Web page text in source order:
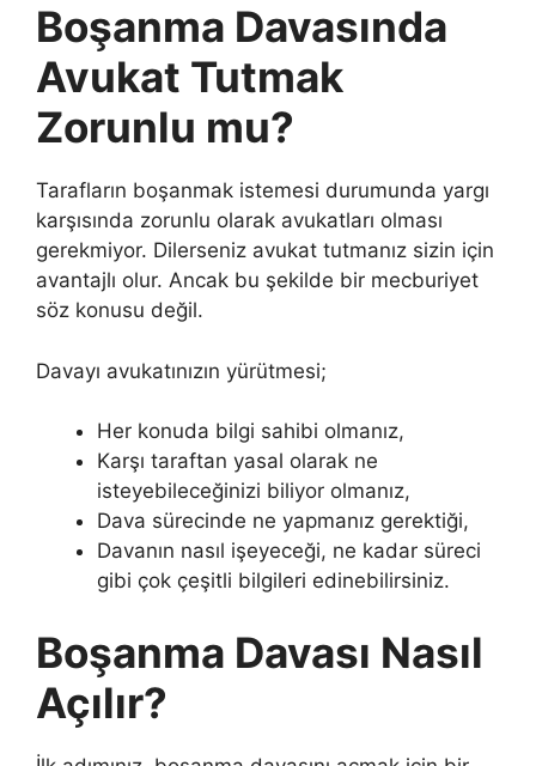
Boşanma Davasında
Avukat Tutmak
Zorunlu mu?
Tarafların boşanmak istemesi durumunda yargı
karşısında zorunlu olarak avukatları olması
gerekmiyor. Dilerseniz avukat tutmanız sizin için
avantajlı olur. Ancak bu şekilde bir mecburiyet
söz konusu değil.
Davayı avukatınızın yürütmesi;
Her konuda bilgi sahibi olmanız,
Karşı taraftan yasal olarak ne
isteyebileceğinizi biliyor olmanız,
Dava sürecinde ne yapmanız gerektiği,
Davanın nasıl işeyeceği, ne kadar süreci
gibi çok çeşitli bilgileri edinebilirsiniz.
Boşanma Davası Nasıl
Açılır?